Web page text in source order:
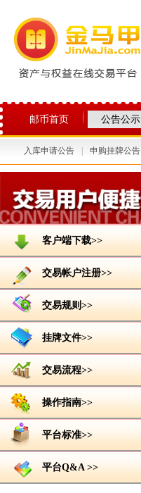
邮币首页 公告公示
关于平台
入库申请公告 申购挂牌公告
客户端下载>>
交易帐户注册>>
交易规则>>
挂牌文件>>
交易流程>>
操作指南>>
平台标准>>
平台Q&A >>